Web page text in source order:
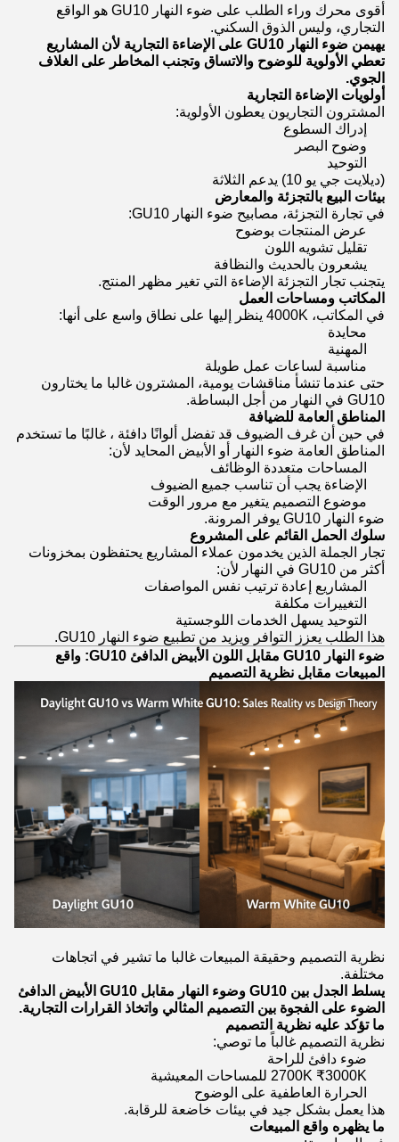
أقوى محرك وراء الطلب على ضوء النهار GU10 هو الواقع
التجاري، وليس الذوق السكني.
يهيمن ضوء النهار GU10 على الإضاءة التجارية لأن المشاريع
تعطي الأولوية للوضوح والاتساق وتجنب المخاطر على الغلاف
الجوي.
أولويات الإضاءة التجارية
المشترون التجاريون يعطون الأولوية:
إدراك السطوع
وضوح البصر
التوحيد
(ديلايت جي يو 10) يدعم الثلاثة
بيئات البيع بالتجزئة والمعارض
في تجارة التجزئة، مصابيح ضوء النهار GU10:
عرض المنتجات بوضوح
تقليل تشويه اللون
يشعرون بالحديث والنظافة
يتجنب تجار التجزئة الإضاءة التي تغير مظهر المنتج.
المكاتب ومساحات العمل
في المكاتب، 4000K ينظر إليها على نطاق واسع على أنها:
محايدة
المهنية
مناسبة لساعات عمل طويلة
حتى عندما تنشأ مناقشات يومية، المشترون غالبا ما يختارون
GU10 في النهار من أجل البساطة.
المناطق العامة للضيافة
في حين أن غرف الضيوف قد تفضل ألوانًا دافئة ، غالبًا ما تستخدم
المناطق العامة ضوء النهار أو الأبيض المحايد لأن:
المساحات متعددة الوظائف
الإضاءة يجب أن تناسب جميع الضيوف
موضوع التصميم يتغير مع مرور الوقت
ضوء النهار GU10 يوفر المرونة.
سلوك الحمل القائم على المشروع
تجار الجملة الذين يخدمون عملاء المشاريع يحتفظون بمخزونات
أكثر من GU10 في النهار لأن:
المشاريع إعادة ترتيب نفس المواصفات
التغييرات مكلفة
التوحيد يسهل الخدمات اللوجستية
هذا الطلب يعزز التوافر ويزيد من تطبيع ضوء النهار GU10.
ضوء النهار GU10 مقابل اللون الأبيض الدافئ GU10: واقع
المبيعات مقابل نظرية التصميم
نظرية التصميم وحقيقة المبيعات غالبا ما تشير في اتجاهات
مختلفة.
يسلط الجدل بين GU10 وضوء النهار مقابل GU10 الأبيض الدافئ
الضوء على الفجوة بين التصميم المثالي واتخاذ القرارات التجارية.
ما تؤكد عليه نظرية التصميم
نظرية التصميم غالباً ما توصي:
ضوء دافئ للراحة
2700K ₹3000K للمساحات المعيشية
الحرارة العاطفية على الوضوح
هذا يعمل بشكل جيد في بيئات خاضعة للرقابة.
ما يظهره واقع المبيعات